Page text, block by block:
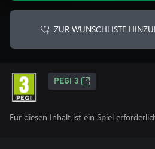
ZUR WUNSCHLISTE
PEGI 3
Für diesen Inhalt ist ein Spiel